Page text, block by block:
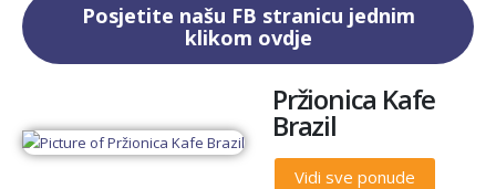
Posjetite našu FB stranicu jednim
klikom ovdje
Pržionica Kafe
Brazil
Vidi sve ponude